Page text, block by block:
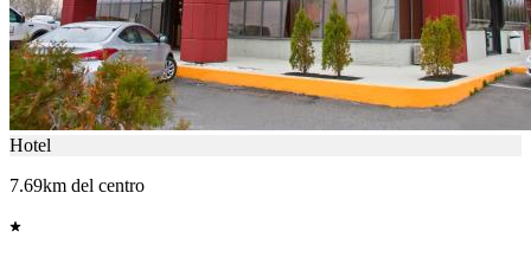
Hotel
7.69km del centro